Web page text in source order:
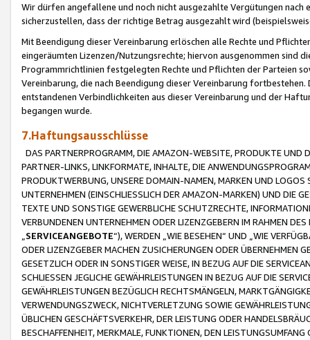
Wir dürfen angefallene und noch nicht ausgezahlte Vergütungen
sicherzustellen, dass der richtige Betrag ausgezahlt wird
Mit Beendigung dieser Vereinbarung erlöschen alle Rechte und
eingeräumten Lizenzen/Nutzungsrechte; hiervon ausgenommen sind
Programmrichtlinien festgelegten Rechte und Pflichten der Parteien
Vereinbarung, die nach Beendigung dieser Vereinbarung
entstandenen Verbindlichkeiten aus dieser Vereinbarung und der
begangen wurde.
7.Haftungsausschlüsse
DAS PARTNERPROGRAMM, DIE AMAZON-WEBSITE, PRODUKTE UND
PARTNER-LINKS, LINKFORMATE, INHALTE, DIE
PRODUKTWERBUNG, UNSERE DOMAIN-NAMEN, MARKEN UND
UNTERNEHMEN (EINSCHLIESSLICH DER AMAZON-MARKEN) UND DIE
TEXTE UND SONSTIGE GEWERBLICHE SCHUTZRECHTE,
VERBUNDENEN UNTERNEHMEN ODER LIZENZGEBERN IM RAHMEN
SERVICEANGEBOTE“), WERDEN „WIE BESEHEN“ UND „WIE
ODER LIZENZGEBER MACHEN ZUSICHERUNGEN ODER ÜBERNEHMEN
GESETZLICH ODER IN SONSTIGER WEISE, IN BEZUG AUF DIE
SCHLIESSEN JEGLICHE GEWÄHRLEISTUNGEN IN BEZUG AUF DIE
GEWÄHRLEISTUNGEN BEZÜGLICH RECHTSMÄNGELN,
VERWENDUNGSZWECK, NICHTVERLETZUNG SOWIE
ÜBLICHEN GESCHÄFTSVERKEHR, DER LEISTUNG ODER
BESCHAFFENHEIT, MERKMALE, FUNKTIONEN, DEN